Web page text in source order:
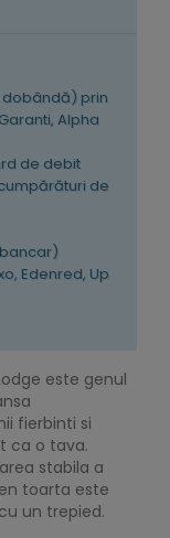
dobândă) prin
Alpha
de debit
de
Edenred, Up
este genul
fierbinti si
ca o tava.
stabila a
toarta este
un trepied.